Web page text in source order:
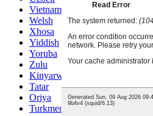
Vietnamese
Welsh
Xhosa
Yiddish
Yoruba
Zulu
Kinyarwanda
Tatar
Oriya
Turkmen